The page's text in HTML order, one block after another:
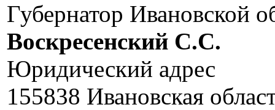
Губернатор Ивановской
Воскресенский C.C.
Юридический адрес
155838 Ивановская